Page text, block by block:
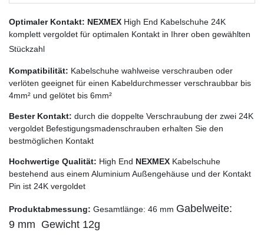
Optimaler Kontakt: NEXMEX High End Kabelschuhe 24K
komplett vergoldet für optimalen Kontakt in Ihrer oben gewählten
Stückzahl
Kompatibilität: Kabelschuhe wahlweise verschrauben oder
verlöten geeignet für einen Kabeldurchmesser verschraubbar bis
4mm² und gelötet bis 6mm²
Bester Kontakt: durch die doppelte Verschraubung der zwei 24K
vergoldet Befestigungsmadenschrauben erhalten Sie den
bestmöglichen Kontakt
Hochwertige Qualität: High End NEXMEX Kabelschuhe
bestehend aus einem Aluminium Außengehäuse und der Kontakt
Pin ist 24K vergoldet
Produktabmessung: Gesamtlänge: 46 mm Gabelweite:
9 mm Gewicht 12g